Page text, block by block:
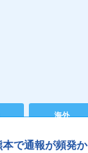
海外
本で通報が頻発か